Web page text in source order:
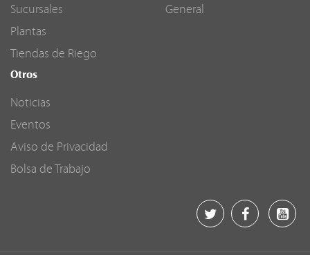
Sucursales
Plantas
Tiendas de Riego
General
Otros
Noticias
Eventos
Aviso de Privacidad
Bolsa de Trabajo